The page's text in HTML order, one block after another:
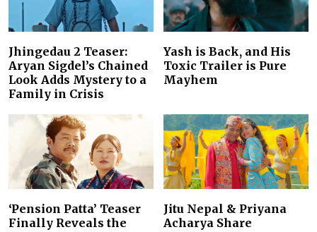
Jhingedau 2 Teaser:
Aryan Sigdel’s Chained
Look Adds Mystery to a
Family in Crisis
Yash is Back, and His
Toxic Trailer is Pure
Mayhem
‘Pension Patta’ Teaser
Finally Reveals the
Jitu Nepal & Priyana
Acharya Share